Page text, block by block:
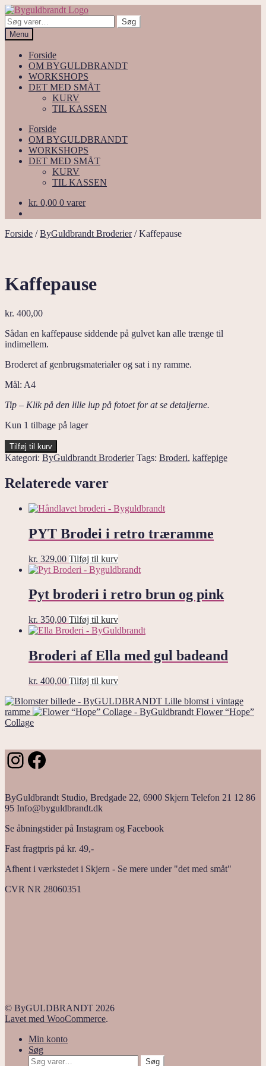
Spring
til
navigation
Spring
til
indhold
Søg
efter:
Søg
Menu
Forside
OM BYGULDBRANDT
WORKSHOPS
DET MED SMÅT
KURV
TIL KASSEN
Forside
OM BYGULDBRANDT
WORKSHOPS
DET MED SMÅT
KURV
TIL KASSEN
kr. 0,00 0 varer
Forside /ByGuldbrandt Broderier/Kaffepause
Kaffepause
kr. 400,00
Sådan en kaffepause siddende på gulvet kan alle trænge til
indimellem.
Broderet af genbrugsmaterialer og sat i ny ramme.
Mål: A4
Tip – Klik på den lille lup på fotoet for at se detaljerne.
Kun 1 tilbage på lager
Kaffepause
antal
Tilføj til kurv
Kategori: ByGuldbrandt Broderier Tags: Broderi, kaffepige
Relaterede varer
PYT Brodei i retro træramme
kr. 329,00 Tilføj til kurv
Pyt broderi i retro brun og pink
kr. 350,00 Tilføj til kurv
Broderi af Ella med gul badeand
kr. 400,00 Tilføj til kurv
Lille blomst i vintage
ramme
Flower “Hope”
Collage
Instagram
Facebook
ByGuldbrandt Studio, Bredgade 22, 6900 Skjern Telefon 21 12 86
95 Info@byguldbrandt.dk
Se åbningstider på Instagram og Facebook
Fast fragtpris på kr. 49,-
Afhent i værkstedet i Skjern - Se mere under "det med småt"
CVR NR 28060351
© ByGULDBRANDT 2026
Lavet med WooCommerce.
Min konto
Søg
Søg
Søg